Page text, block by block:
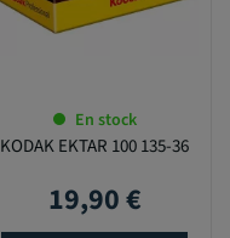
En stock
KODAK EKTAR 100 135-36
Prix
19,90 €